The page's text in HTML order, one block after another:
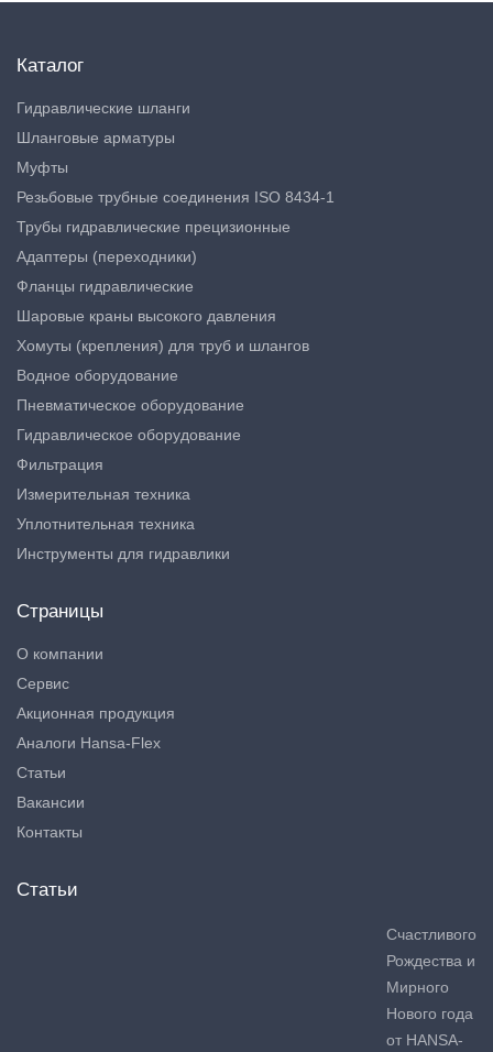
Каталог
Гидравлические шланги
Шланговые арматуры
Муфты
Резьбовые трубные соединения ISO 8434-1
Трубы гидравлические прецизионные
Адаптеры (переходники)
Фланцы гидравлические
Шаровые краны высокого давления
Хомуты (крепления) для труб и шлангов
Водное оборудование
Пневматическое оборудование
Гидравлическое оборудование
Фильтрация
Измерительная техника
Уплотнительная техника
Инструменты для гидравлики
Страницы
О компании
Сервис
Акционная продукция
Аналоги Hansa-Flex
Статьи
Вакансии
Контакты
Статьи
Счастливого
Рождества и
Мирного
Нового года
от HANSA-